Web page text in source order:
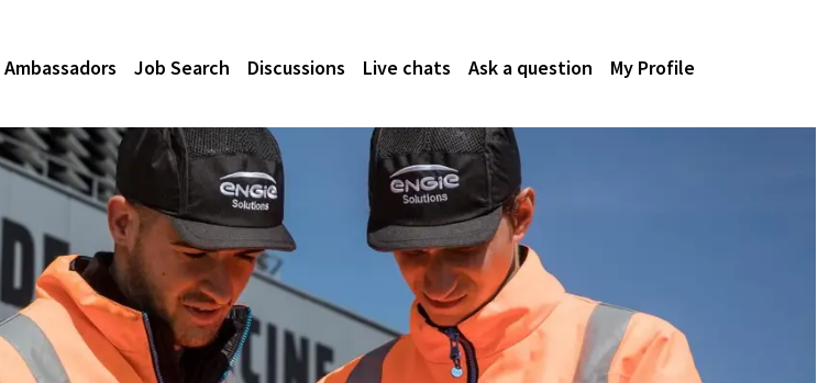
Ambassadors Job Search Discussions Live chats Ask a question My Profile